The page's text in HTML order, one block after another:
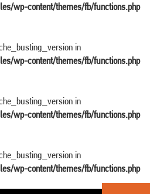
wp-content/themes/fb/functions.php
in
wp-content/themes/fb/functions.php
in
wp-content/themes/fb/functions.php
in
wp-content/themes/fb/functions.php